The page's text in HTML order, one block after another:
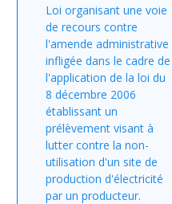
Loi organisant une voie
de recours contre
l'amende administrative
infligée dans le cadre de
l'application de la loi du
8 décembre 2006
établissant un
prélèvement visant à
lutter contre la non-
utilisation d'un site de
production d'électricité
par un producteur.